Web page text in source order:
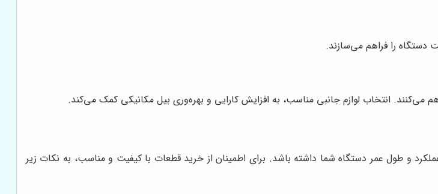
دستگاه را فراهم می‌سازند.
می‌کنند. انتخاب لوازم جانبی مناسب، به افزایش کارایی و بهره‌وری بیل مکانیکی کمک می‌کند.
و طول عمر دستگاه شما داشته باشد. برای اطمینان از خرید قطعات با کیفیت و مناسب، به نکات زیر